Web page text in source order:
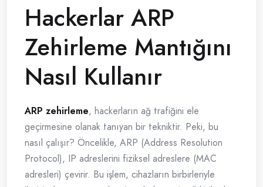
Hackerlar ARP
Zehirleme Mantığını
Nasıl Kullanır
ARP zehirleme, hackerların ağ trafiğini ele
geçirmesine olanak tanıyan bir tekniktir. Peki, bu
nasıl çalışır? Öncelikle, ARP (Address Resolution
Protocol), IP adreslerini fiziksel adreslere (MAC
adresleri) çevirir. Bu işlem, cihazların birbirleriyle